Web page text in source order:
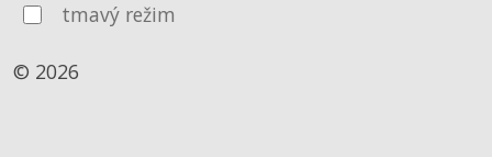
tmavý režim
© 2026